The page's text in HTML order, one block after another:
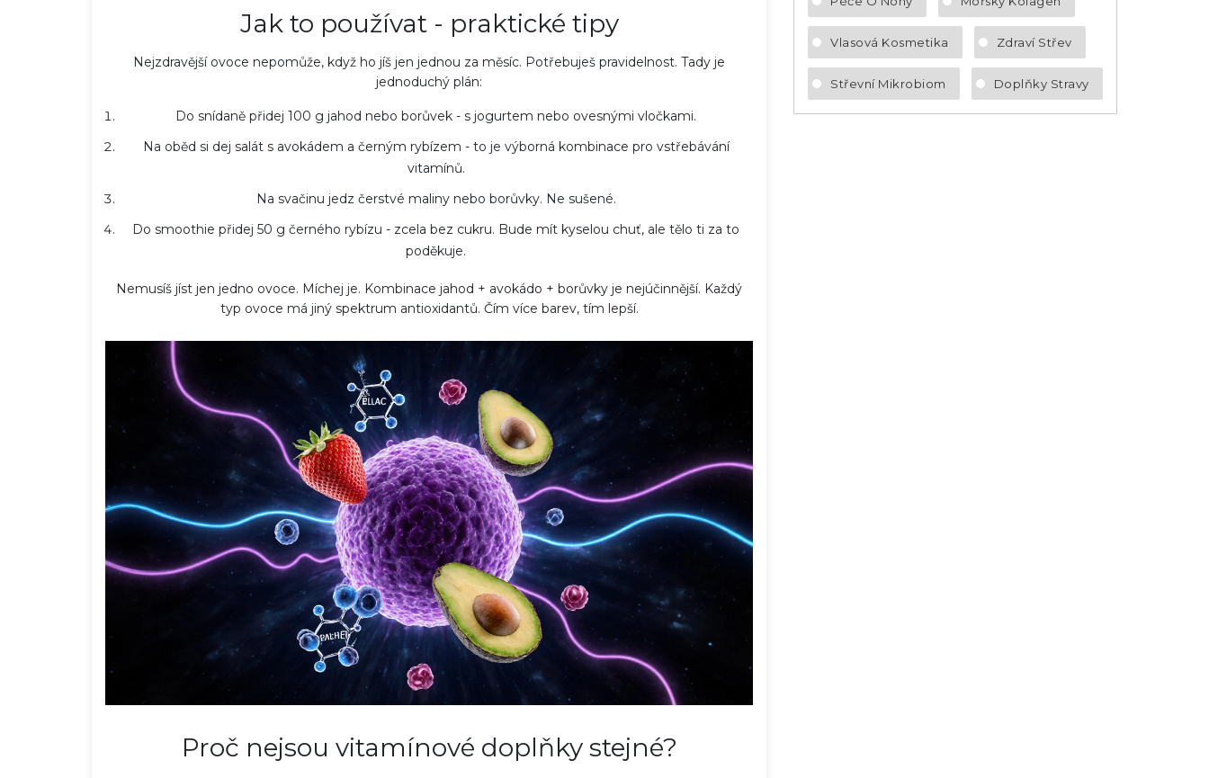
Jak to používat - praktické tipy
Nejzdravější ovoce nepomůže, když ho jíš jen jednou za měsíc. Potřebuješ pravidelnost. Tady je
jednoduchý plán:
Do snídaně přidej 100 g jahod nebo borůvek - s jogurtem nebo ovesnými vločkami.
Na oběd si dej salát s avokádem a černým rybízem - to je výborná kombinace pro vstřebávání
vitamínů.
Na svačinu jedz čerstvé maliny nebo borůvky. Ne sušené.
Do smoothie přidej 50 g černého rybízu - zcela bez cukru. Bude mít kyselou chuť, ale tělo ti za to
poděkuje.
Nemusíš jíst jen jedno ovoce. Míchej je. Kombinace jahod + avokádo + borůvky je nejúčinnější. Každý
typ ovoce má jiný spektrum antioxidantů. Čím více barev, tím lepší.
Proč nejsou vitamínové doplňky stejné?
Vlasová Kosmetika Zdraví Střev
Střevní Mikrobiom Doplňky Stravy